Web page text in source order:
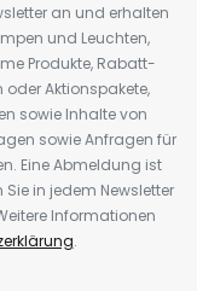
an und erhalten
und Leuchten,
Produkte, Rabatt-
Aktionspakete,
sowie Inhalte von
sowie Anfragen für
Eine Abmeldung ist
in jedem Newsletter
Informationen
.